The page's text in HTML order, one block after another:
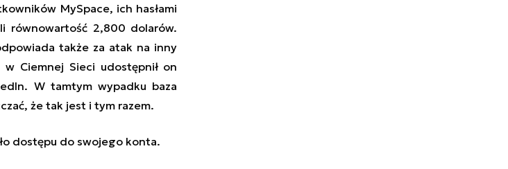
MySpace, ich hasłami
równowartość 2,800 dolarów.
także za atak na inny
Ciemnej Sieci udostępnił on
W tamtym wypadku baza
że tak jest i tym razem.
dostępu do swojego konta.